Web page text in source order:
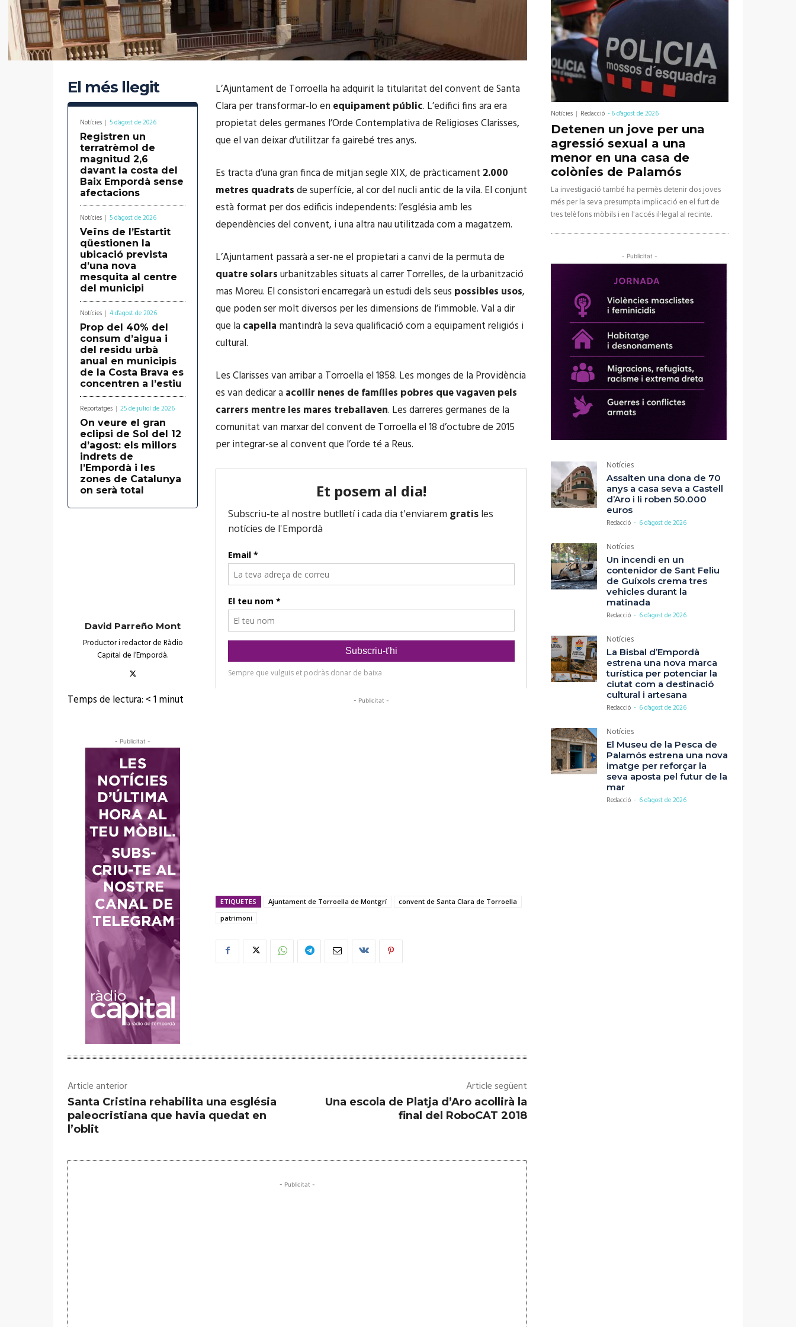
El més llegit
Notícies 5 d'agost de 2026
Registren un
terratrèmol de
magnitud 2,6
davant la costa del
Baix Empordà sense
afectacions
Notícies 5 d'agost de 2026
Veïns de l’Estartit
qüestionen la
ubicació prevista
d’una nova
mesquita al centre
del municipi
Notícies 4 d'agost de 2026
Prop del 40% del
consum d’aigua i
del residu urbà
anual en municipis
de la Costa Brava es
concentren a l’estiu
Reportatges 25 de juliol de 2026
On veure el gran
eclipsi de Sol del 12
d’agost: els millors
indrets de
l’Empordà i les
zones de Catalunya
on serà total
David Parreño Mont
Productor i redactor de Ràdio
Capital de l’Empordà.
Temps de lectura: < 1minut
- Publicitat -
L’Ajuntament de Torroella ha adquirit la titularitat del convent de Santa
Clara per transformar-lo en equipament públic. L’edifici fins ara era
propietat deles germanes l’Orde Contemplativa de Religioses Clarisses,
que el van deixar d’utilitzar fa gairebé tres anys.
Es tracta d’una gran finca de mitjan segle XIX, de pràcticament 2.000
metres quadratsde superfície, al cor del nucli antic de la vila. El conjunt
està format per dos edificis independents: l’església amb les
dependències del convent, i una altra nau utilitzada com a magatzem.
L’Ajuntament passarà a ser-ne el propietari a canvi de la permuta de
quatre solarsurbanitzables situats al carrer Torrelles, de la urbanització
mas Moreu. El consistori encarregarà un estudi dels seus possibles usos,
que poden ser molt diversos per les dimensions de l’immoble. Val a dir
que la capella mantindrà la seva qualificació com a equipament religiós i
cultural.
Les Clarisses van arribar a Torroella el 1858. Les monges de la Providència
es van dedicar a acollir nenes de famílies pobres que vagaven pels
carrers mentre les mares treballaven. Les darreres germanes de la
comunitat van marxar del convent de Torroella el 18 d’octubre de 2015
per integrar-se al convent que l’orde té a Reus.
- Publicitat -
ETIQUETES Ajuntament de Torroella de Montgrí
convent de Santa Clara de Torroella
patrimoni
Article anterior
Santa Cristina rehabilita una església
paleocristiana que havia quedat en
l’oblit
Article següent
Una escola de Platja d’Aro acollirà la
final del RoboCAT 2018
- Publicitat -
Notícies Redacció -6 d'agost de 2026
Detenen un jove per una
agressió sexual a una
menor en una casa de
colònies de Palamós
La investigació també ha permès detenir dos joves
més per la seva presumpta implicació en el furt de
tres telèfons mòbils i en l'accés il·legal al recinte.
- Publicitat -
Notícies
Assalten una dona de 70
anys a casa seva a Castell
d’Aro i li roben 50.000
euros
Redacció - 6 d'agost de 2026
Notícies
Un incendi en un
contenidor de Sant Feliu
de Guíxols crema tres
vehicles durant la
matinada
Redacció - 6 d'agost de 2026
Notícies
La Bisbal d’Empordà
estrena una nova marca
turística per potenciar la
ciutat com a destinació
cultural i artesana
Redacció - 6 d'agost de 2026
Notícies
El Museu de la Pesca de
Palamós estrena una nova
imatge per reforçar la
seva aposta pel futur de la
mar
Redacció - 6 d'agost de 2026